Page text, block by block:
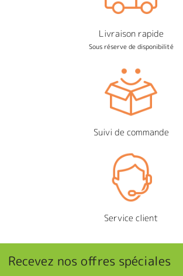
Livraison rapide
Sous réserve de disponibilité
Suivi de commande
Service client
Recevez nos offres spéciales